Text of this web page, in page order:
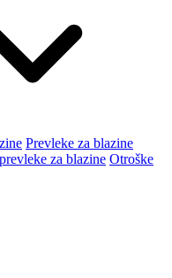
Prevleke za blazine
za blazine Otroške